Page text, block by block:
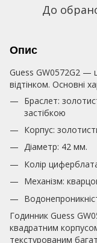
До
Опис
Guess GW0572G2 —
відтінком. Основні
Браслет:
застібкою
Корпус:
Діаметр: 42 мм.
Колір
Механізм:
Годинник Guess
квадратним
текстурованим